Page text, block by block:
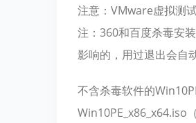
注意：VMware虚拟测
注：360和百度杀毒安
影响的，用过退出会自
不含杀毒软件的
Win10PE_x86_x64.iso